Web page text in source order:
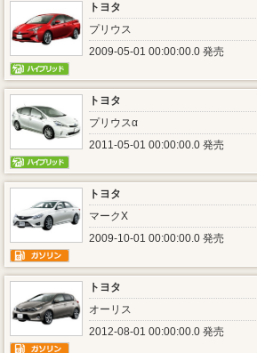
トヨタ
プリウス
2009-05-01 00:00:00.0 発売
トヨタ
プリウスα
2011-05-01 00:00:00.0 発売
トヨタ
マークX
2009-10-01 00:00:00.0 発売
トヨタ
オーリス
2012-08-01 00:00:00.0 発売